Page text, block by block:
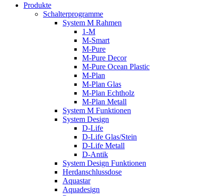
Produkte
Schalterprogramme
System M Rahmen
1-M
M-Smart
M-Pure
M-Pure Decor
M-Pure Ocean Plastic
M-Plan
M-Plan Glas
M-Plan Echtholz
M-Plan Metall
System M Funktionen
System Design
D-Life
D-Life Glas/Stein
D-Life Metall
D-Antik
System Design Funktionen
Herdanschlussdose
Aquastar
Aquadesign